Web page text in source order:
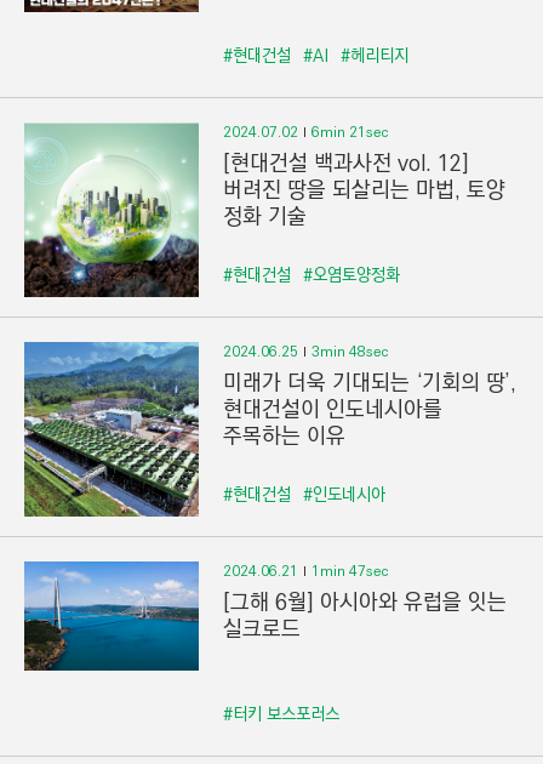
#현대건설 #AI #헤리티지
2024.07.02 6min 21sec
[현대건설 백과사전 vol. 12]
버려진 땅을 되살리는 마법, 토양
정화 기술
#현대건설 #오염토양정화
2024.06.25 3min 48sec
미래가 더욱 기대되는 ‘기회의 땅’,
현대건설이 인도네시아를
주목하는 이유
#현대건설 #인도네시아
2024.06.21 1min 47sec
[그해 6월] 아시아와 유럽을 잇는
실크로드
#터키 보스포러스